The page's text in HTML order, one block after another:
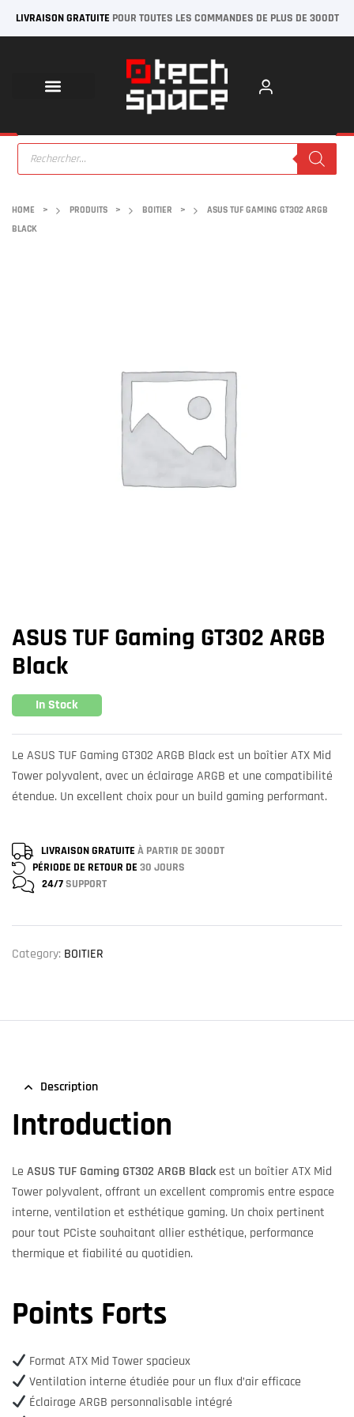
LIVRAISON GRATUITE POUR TOUTES LES COMMANDES DE PLUS DE 300DT
HOME > PRODUITS > BOITIER >
ASUS TUF GAMING GT302 ARGB
BLACK
ASUS TUF Gaming GT302 ARGB
Black
In Stock
Le ASUS TUF Gaming GT302 ARGB Black est un boîtier ATX Mid
Tower polyvalent, avec un éclairage ARGB et une compatibilité
étendue. Un excellent choix pour un build gaming performant.
LIVRAISON GRATUITE À PARTIR DE 300DT
PÉRIODE DE RETOUR DE 30 JOURS
24/7SUPPORT
Category: BOITIER
Description
Introduction
Le ASUS TUF Gaming GT302 ARGB Black est un boîtier ATX Mid
Tower polyvalent, offrant un excellent compromis entre espace
interne, ventilation et esthétique gaming. Un choix pertinent
pour tout PCiste souhaitant allier esthétique, performance
thermique et fiabilité au quotidien.
Points Forts
Format ATX Mid Tower spacieux
Ventilation interne étudiée pour un flux d’air efficace
Éclairage ARGB personnalisable intégré